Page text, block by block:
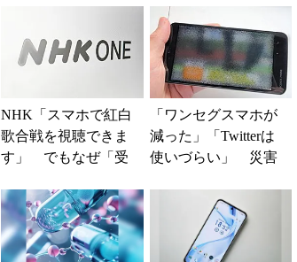
NHK「スマホで紅白
歌合戦を視聴できま
す」 でもなぜ「受
「ワンセグスマホが
減った」「Twitterは
使いづらい」 災害